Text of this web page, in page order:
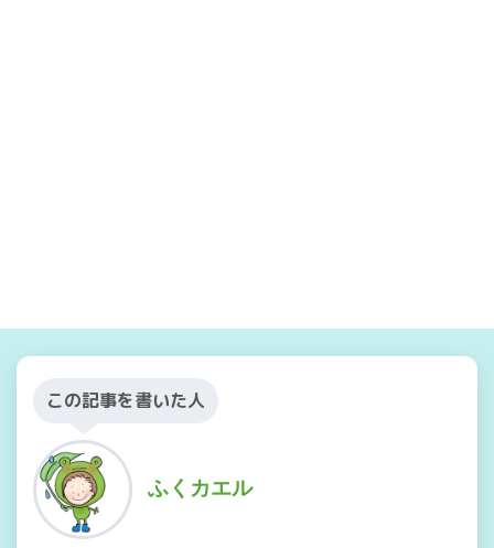
この記事を書いた人
ふくカエル